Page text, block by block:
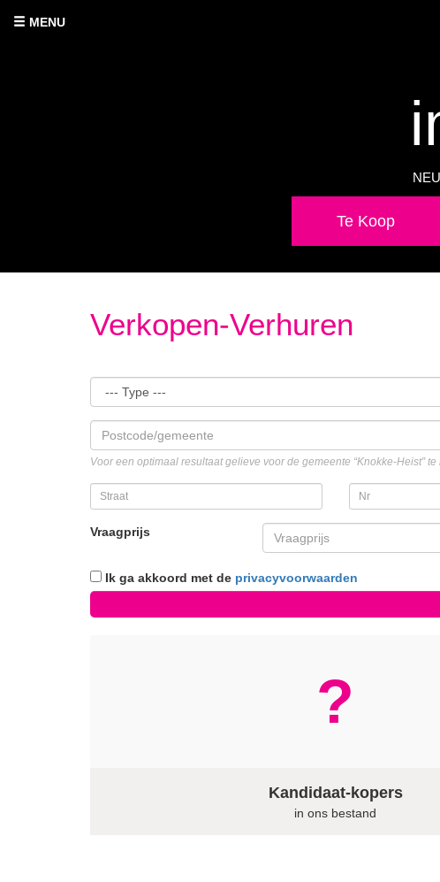
MENU
Te Koop
Verkopen-Verhuren
Voor een optimaal resultaat gelieve voor de gemeente “Knokke-Heist” te
Vraagprijs
Ik ga akkoord met de privacyvoorwaarden
?
Kandidaat-kopers
in ons bestand